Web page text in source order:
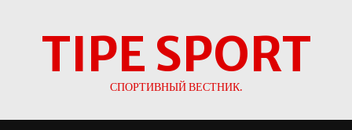
TIPE SPORT
СПОРТИВНЫЙ ВЕСТНИК.